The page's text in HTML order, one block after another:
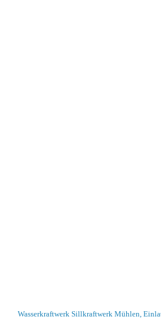
Wasserkraftwerk Sillkraftwerk Mühlen,